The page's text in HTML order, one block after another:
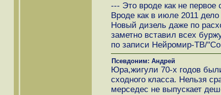
--- Это вроде как не первое
Вроде как в июле 2011
Новый дизель даже по
заметно вставил всех
по записи Нейромир-ТВ/
Псевдоним: Андрей
Юра,жигули 70-х годов
сходного класса. Нельзя
мерседес не выпускает